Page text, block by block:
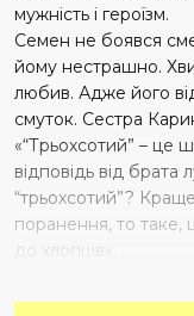
мужність і героїзм.
Семен не боявся
йому нестрашно.
любив. Адже його
смуток. Сестра
«“Трьохсотий” – це
відповідь від
“трьохсотий”?
поранення, то
до хлопців».